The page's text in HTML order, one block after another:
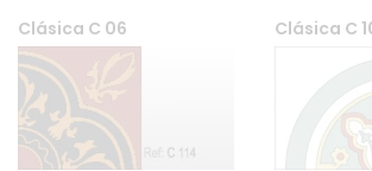
Clásica C 06 Clásica C